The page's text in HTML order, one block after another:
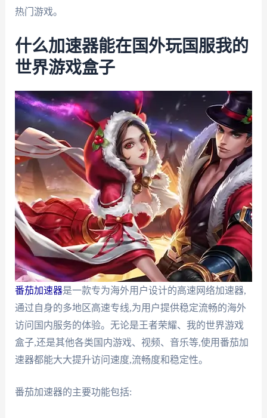
热门游戏。
什么加速器能在国外玩国服我的
世界游戏盒子
番茄加速器是一款专为海外用户设计的高速网络加速器,
通过自身的多地区高速专线,为用户提供稳定流畅的海外
访问国内服务的体验。无论是王者荣耀、我的世界游戏
盒子,还是其他各类国内游戏、视频、音乐等,使用番茄加
速器都能大大提升访问速度,流畅度和稳定性。
番茄加速器的主要功能包括: